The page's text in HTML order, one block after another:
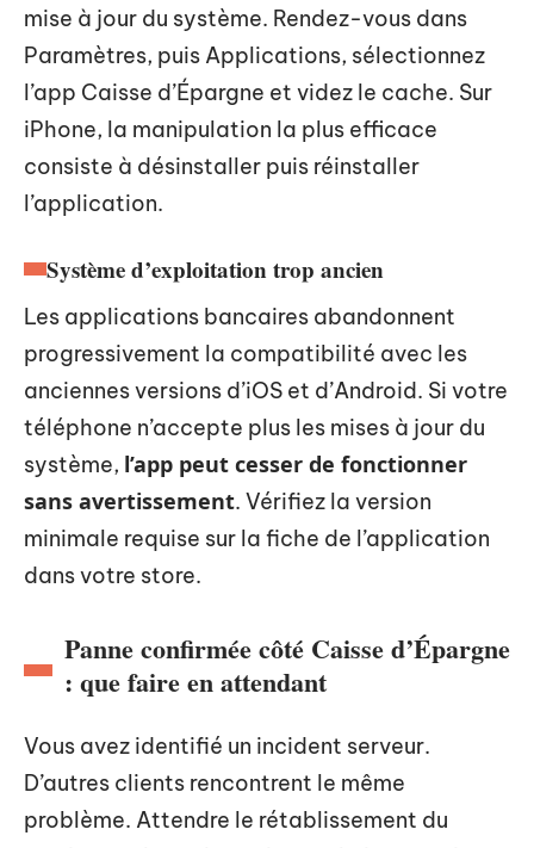
mise à jour du système. Rendez-vous dans
Paramètres, puis Applications, sélectionnez
l’app Caisse d’Épargne et videz le cache. Sur
iPhone, la manipulation la plus efficace
consiste à désinstaller puis réinstaller
l’application.
Système d’exploitation trop ancien
Les applications bancaires abandonnent
progressivement la compatibilité avec les
anciennes versions d’iOS et d’Android. Si votre
téléphone n’accepte plus les mises à jour du
système, l’app peut cesser de fonctionner
sans avertissement. Vérifiez la version
minimale requise sur la fiche de l’application
dans votre store.
Panne confirmée côté Caisse d’Épargne
: que faire en attendant
Vous avez identifié un incident serveur.
D’autres clients rencontrent le même
problème. Attendre le rétablissement du